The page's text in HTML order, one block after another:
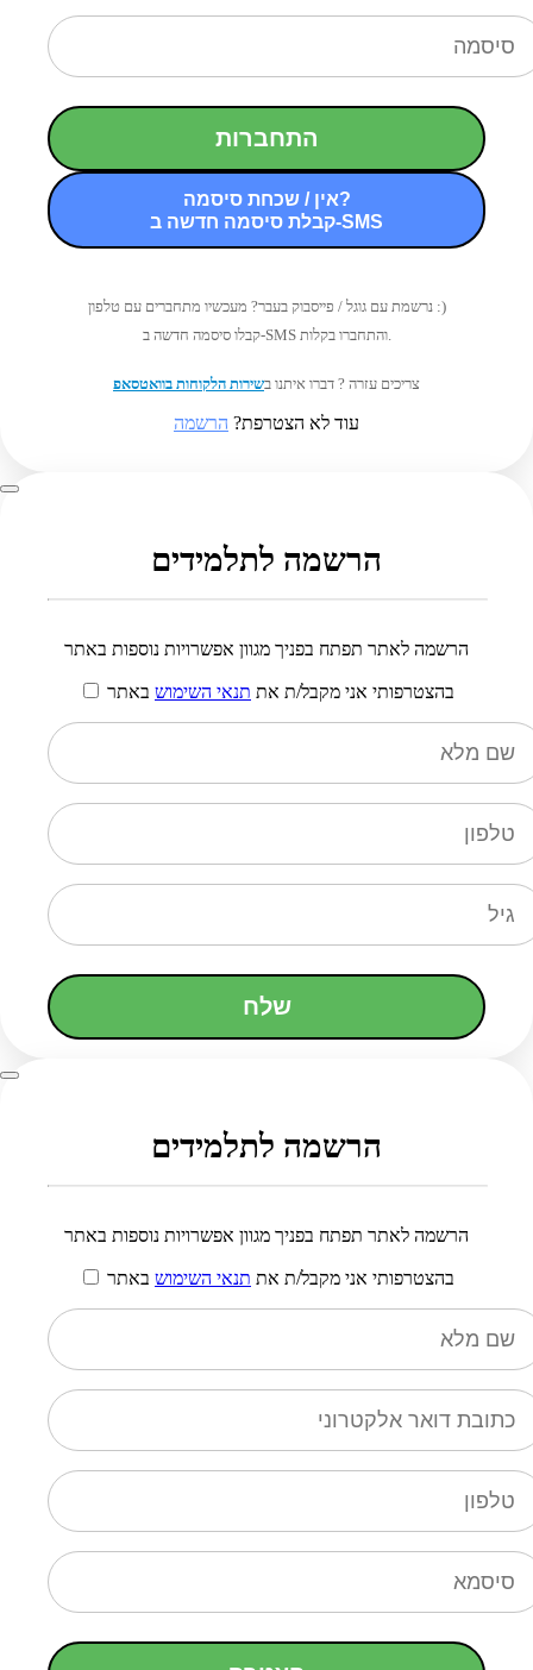
התחברות
אין / שכחת סיסמה?
קבלת סיסמה חדשה ב-SMS
נרשמת עם גוגל / פייסבוק בעבר? מעכשיו מתחברים עם טלפון :)
קבלו סיסמה חדשה ב-SMS והתחברו בקלות.
צריכים עזרה ? דברו איתנו בשירות הלקוחות בוואטסאפ
עוד לא הצטרפת? הרשמה
הרשמה לתלמידים
הרשמה לאתר תפתח בפניך מגוון אפשרויות נוספות באתר
בהצטרפותי אני מקבל/ת את תנאי השימוש באתר
שלח
הרשמה לתלמידים
הרשמה לאתר תפתח בפניך מגוון אפשרויות נוספות באתר
בהצטרפותי אני מקבל/ת את תנאי השימוש באתר